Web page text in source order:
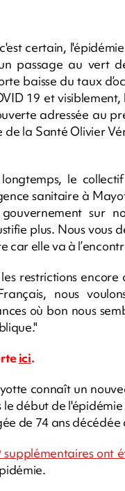
certain,
passage au vert
baisse du taux
19 et
adressée au
la Santé Olivier
le
sanitaire à
sur
plus. Nous vous
car elle va à
restrictions
nous
où bon nous
ici.
connaît un
début de
de 74 ans décédée
supplémentaires ont